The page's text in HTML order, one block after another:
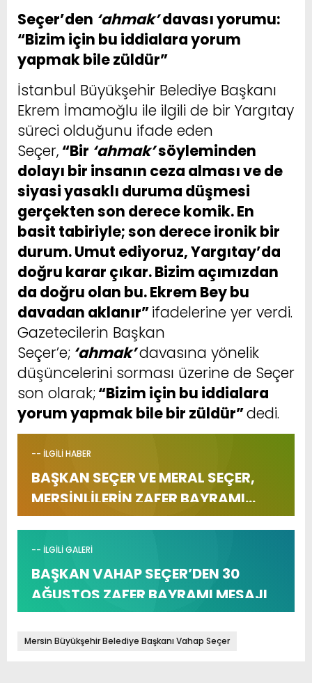
Seçer’den ‘ahmak’davası yorumu:
“Bizim için bu iddialara yorum
yapmak bile züldür”
İstanbul Büyükşehir Belediye Başkanı
Ekrem İmamoğlu ile ilgili de bir Yargıtay
süreci olduğunu ifade eden
Seçer, “Bir ‘ahmak’söyleminden
dolayı bir insanın ceza alması ve de
siyasi yasaklı duruma düşmesi
gerçekten son derece komik. En
basit tabiriyle; son derece ironik bir
durum. Umut ediyoruz, Yargıtay’da
doğru karar çıkar. Bizim açımızdan
da doğru olan bu. Ekrem Bey bu
davadan aklanır”ifadelerine yer verdi.
Gazetecilerin Başkan
Seçer’e; ‘ahmak’davasına yönelik
düşüncelerini sorması üzerine de Seçer
son olarak; “Bizim için bu iddialara
yorum yapmak bile bir züldür”dedi.
-- İLGİLİ HABER
BAŞKAN SEÇER VE MERAL SEÇER,
MERSİNLİLERİN ZAFER BAYRAMI
COŞKUSUNA ORTAK OLDU
-- İLGİLİ GALERİ
BAŞKAN VAHAP SEÇER’DEN 30
AĞUSTOS ZAFER BAYRAMI MESAJI
Mersin Büyükşehir Belediye Başkanı Vahap Seçer